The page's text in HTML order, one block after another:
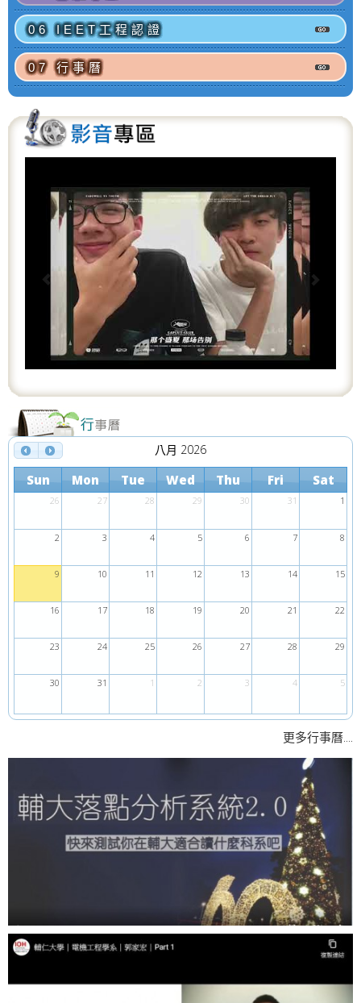
06 IEET工程認證
07 行事曆
e
x
t
八月 2026
Sun Mon Tue Wed Thu Fri Sat
26 27 28 29 30 31 1
2 3 4 5 6 7 8
9 10 11 12 13 14 15
16 17 18 19 20 21 22
23 24 25 26 27 28 29
30 31 1 2 3 4 5
更多行事曆....